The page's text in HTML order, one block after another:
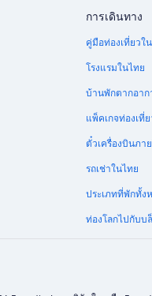
การเดินทาง
คู่มือท่องเที่ยวใ
โรงแรมในไทย
บ้านพักตากอาก
แพ็คเกจท่องเที่
ตั๋วเครื่องบินภา
รถเช่าในไทย
ประเภทที่พักทั้ง
ท่องโลกไปกับบ